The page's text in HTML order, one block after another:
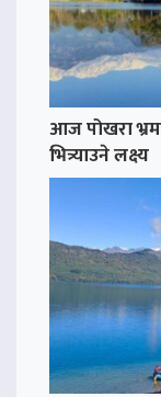
आज पोखरा
भित्र्याउने लक्ष्य